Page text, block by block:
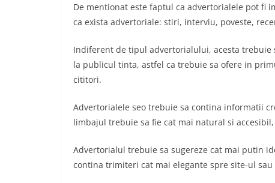
De mentionat este faptul ca advertorialele pot fi
ca exista advertoriale: stiri, interviu, poveste,
Indiferent de tipul advertorialului, acesta
la publicul tinta, astfel ca trebuie sa ofere in
cititori.
Advertorialele seo trebuie sa contina informatii
limbajul trebuie sa fie cat mai natural si
Advertorialul trebuie sa sugereze cat mai putin
contina trimiteri cat mai elegante spre site-ul